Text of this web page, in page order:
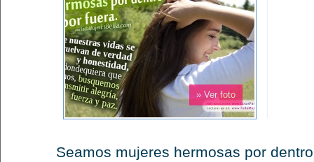
» Ver foto
Seamos mujeres hermosas por